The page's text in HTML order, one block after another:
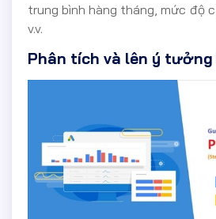
trung bình hàng tháng, mức độ
v.v.
Phân tích và lên ý tưởng